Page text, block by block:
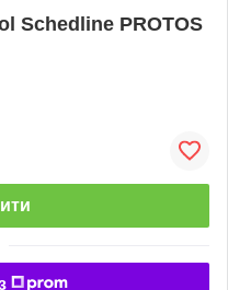
Schedline PROTOS